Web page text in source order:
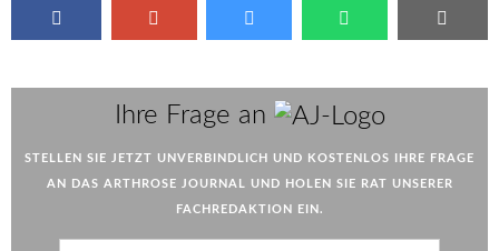
Ihre Frage an AJ
STELLEN SIE JETZT UNVERBINDLICH UND KOSTENLOS IHRE FRAGE
AN DAS ARTHROSE JOURNAL UND HOLEN SIE RAT UNSERER
FACHREDAKTION EIN.